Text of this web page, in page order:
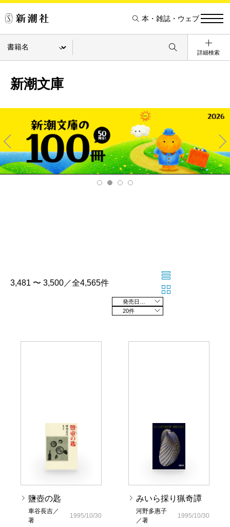
本・雑誌・ウェブ
詳細検索
新潮文庫
Pre
v
Ne
xt
3,481 〜 3,500／全4,565件
20件
鹽壺の匙
車谷長吉／
著
1995/10/30
みいら採り猟奇譚
河野多惠子
／著
1995/10/30